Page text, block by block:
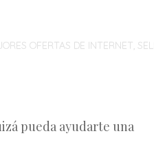
OFERTAS DE INTERNET,
pueda ayudarte una